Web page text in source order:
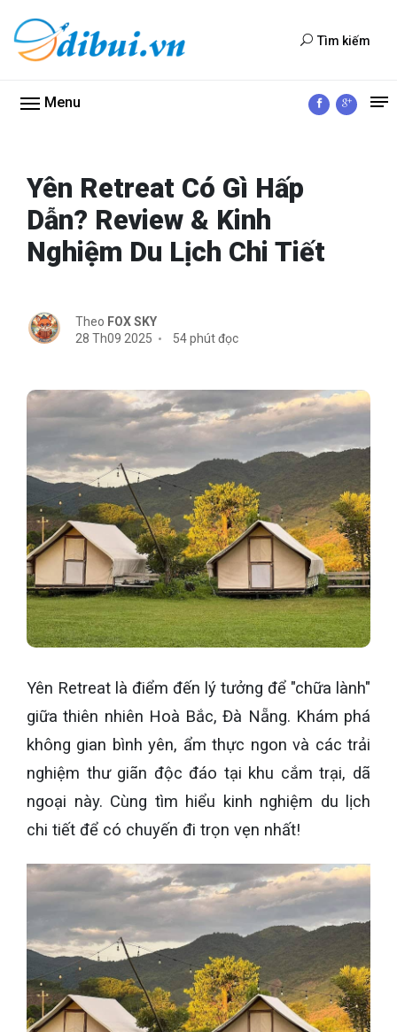
Tìm kiếm
Menu
Yên Retreat Có Gì Hấp
Dẫn? Review & Kinh
Nghiệm Du Lịch Chi Tiết
Theo FOX SKY
28 Th09 2025
54 phút đọc
Yên Retreat là điểm đến lý tưởng để "chữa lành"
giữa thiên nhiên Hoà Bắc, Đà Nẵng. Khám phá
không gian bình yên, ẩm thực ngon và các trải
nghiệm thư giãn độc đáo tại khu cắm trại, dã
ngoại này. Cùng tìm hiểu kinh nghiệm du lịch
chi tiết để có chuyến đi trọn vẹn nhất!